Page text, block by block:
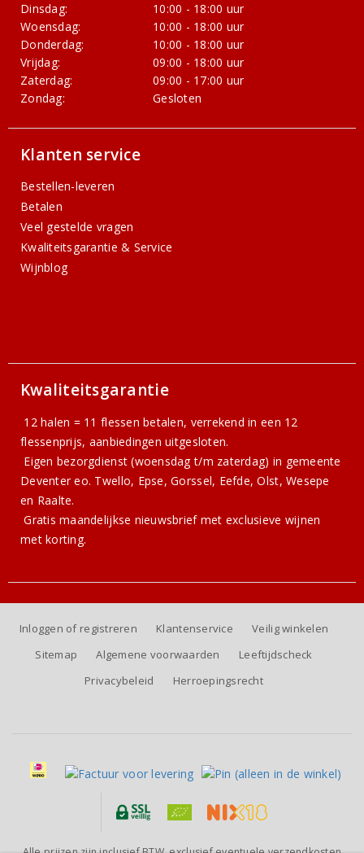
Dinsdag:
10:00 - 18:00 uur
Woensdag:
10:00 - 18:00 uur
Donderdag:
10:00 - 18:00 uur
Vrijdag:
09:00 - 18:00 uur
Zaterdag:
09:00 - 17:00 uur
Zondag:
Gesloten
Klanten service
Bestellen-leveren
Betalen
Veel gestelde vragen
Kwaliteitsgarantie & Service
Wijnblog
Kwaliteitsgarantie
12 halen = 11 flessen betalen, verrekend in een 12
flessenprijs, aanbiedingen uitgesloten.
Eigen bezorgdienst (woensdag t/m zaterdag) in gemeente
Deventer eo. Twello, Epse, Gorssel, Eefde, Olst, Wesepe
en Raalte.
Gratismaandelijkse nieuwsbriefmet exclusieve wijnen
met korting.
Inloggen of registreren Klantenservice
Veilig winkelen
Sitemap
Algemene voorwaarden
Leeftijdscheck
Privacybeleid
Herroepingsrecht